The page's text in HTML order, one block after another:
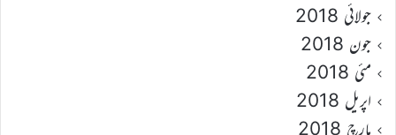
جولائی 2018
جون 2018
مئی 2018
اپریل 2018
مارچ 2018